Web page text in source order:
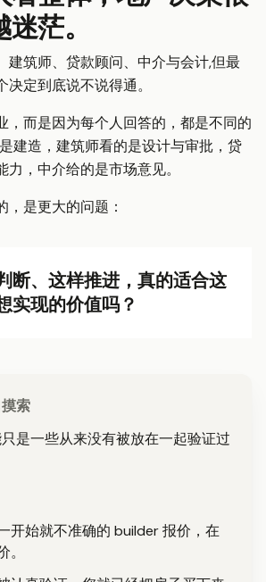
茫。
建筑师、贷款顾问、中介与会计,但最
定到底说不说得通。
，而是因为每个人回答的，都是不同的
建造，建筑师看的是设计与审批，贷
，中介给的是市场意见。
是更大的问题：
断、这样推进，真的适合这
实现的价值吗？
索
是一些从来没有被放在一起验证过
开始就不准确的 builder 报价，在